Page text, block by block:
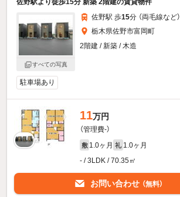
佐野駅より徒歩15分 新築 2階建の賃貸物件
すべての写真
佐野駅 歩15分 （両毛線など）
栃木県佐野市富岡町
2階建 / 新築 / 木造
駐車場あり
11万円
（管理費-）
敷 1.0ヶ月 礼 1.0ヶ月
- / 3LDK / 70.35㎡
お問い合わせ （無料）